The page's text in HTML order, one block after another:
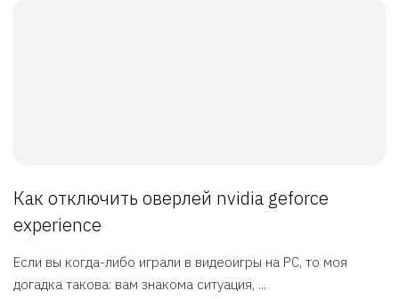
Как отключить оверлей nvidia geforce
experience
Если вы когда-либо играли в видеоигры на PC, то моя
догадка такова: вам знакома ситуация, ...